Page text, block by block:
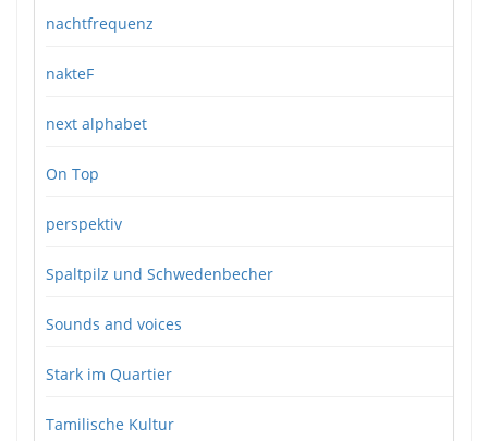
nachtfrequenz
nakteF
next alphabet
On Top
perspektiv
Spaltpilz und Schwedenbecher
Sounds and voices
Stark im Quartier
Tamilische Kultur